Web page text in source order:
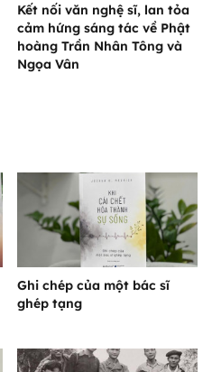
Kết nối văn nghệ sĩ, lan tỏa
cảm hứng sáng tác về Phật
hoàng Trần Nhân Tông và
Ngọa Vân
Ghi chép của một bác sĩ
ghép tạng